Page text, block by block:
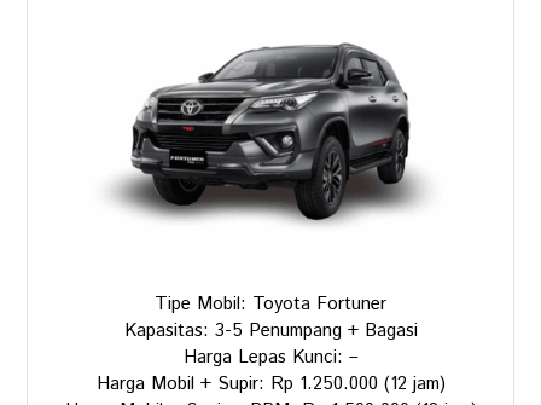
Tipe Mobil: Toyota Fortuner
Kapasitas: 3-5 Penumpang + Bagasi
Harga Lepas Kunci: –
Harga Mobil + Supir: Rp 1.250.000 (12 jam)